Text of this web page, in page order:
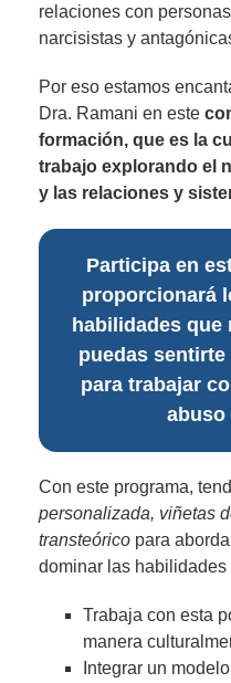
relaciones con
narcisistas y
Por eso estamos
Dra. Ramani en este
formación, que es la
trabajo explorando el
y las relaciones y
Participa en
proporcionará
habilidades que
puedas
para trabajar
abuso
Con este programa,
personalizada, viñetas
transteórico para
dominar las habilidades
Trabaja con esta
manera
Integrar un